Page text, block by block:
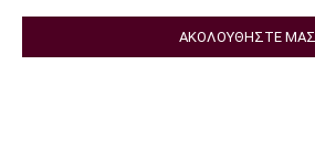
ΑΚΟΛΟΥΘΗΣΤΕ ΜΑΣ